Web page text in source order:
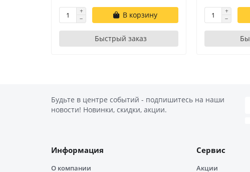
В корзину
Быстрый заказ
Будьте в центре событий - подпишитесь на наши
новости! Новинки, скидки, акции.
Информация
О компании
Сервис
Акции